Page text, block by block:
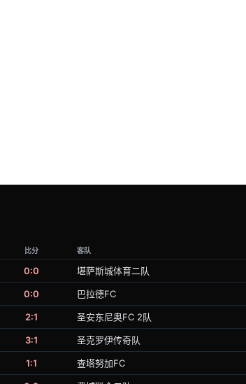
比分 客队
0:0 堪萨斯城体育二队
0:0 巴拉德FC
2:1 圣安东尼奥FC 2队
3:1 圣克罗伊传奇队
1:1 查塔努加FC